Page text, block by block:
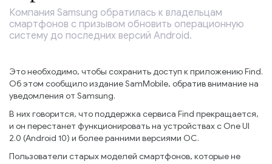
Компания Samsung обратилась к владельцам
смартфонов с призывом обновить операционную
систему до последних версий Android.
Это необходимо, чтобы сохранить доступ к приложению Find.
Об этом сообщило издание SamMobile, обратив внимание на
уведомления от Samsung.
В них говорится, что поддержка сервиса Find прекращается,
и он перестанет функционировать на устройствах с One UI
2.0 (Android 10) и более ранними версиями ОС.
Пользователи старых моделей смартфонов, которые не